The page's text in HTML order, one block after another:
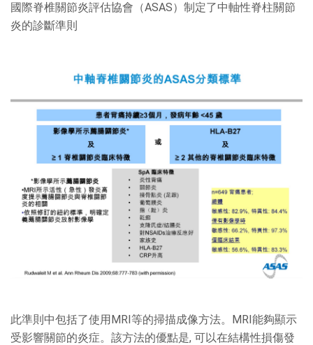
國際脊椎關節炎評估協會（ASAS）制定了中軸性脊柱關節
炎的診斷準則
此準則中包括了使用MRI等的掃描成像方法。MRI能夠顯示
受影響關節的炎症。該方法的優點是, 可以在結構性損傷發